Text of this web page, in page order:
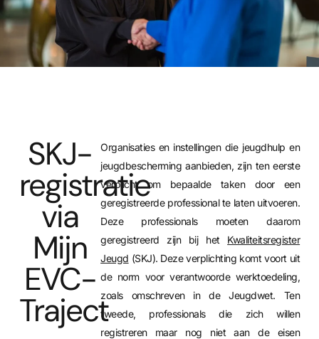
SKJ-
registratie
via
Mijn
EVC-
Traject
Organisaties en instellingen die jeugdhulp en
jeugdbescherming aanbieden, zijn ten eerste
verplicht om bepaalde taken door een
geregistreerde professional te laten uitvoeren.
Deze professionals moeten daarom
geregistreerd zijn bij het Kwaliteitsregister
Jeugd (SKJ). Deze verplichting komt voort uit
de norm voor verantwoorde werktoedeling,
zoals omschreven in de Jeugdwet. Ten
tweede, professionals die zich willen
registreren maar nog niet aan de eisen